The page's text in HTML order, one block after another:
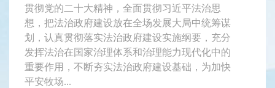
贯彻党的二十大精神，全面贯彻习近平法治思
想，把法治政府建设放在全场发展大局中统筹谋
划，认真贯彻落实法治政府建设实施纲要，充分
发挥法治在国家治理体系和治理能力现代化中的
重要作用，不断夯实法治政府建设基础，为加快
平安牧场...